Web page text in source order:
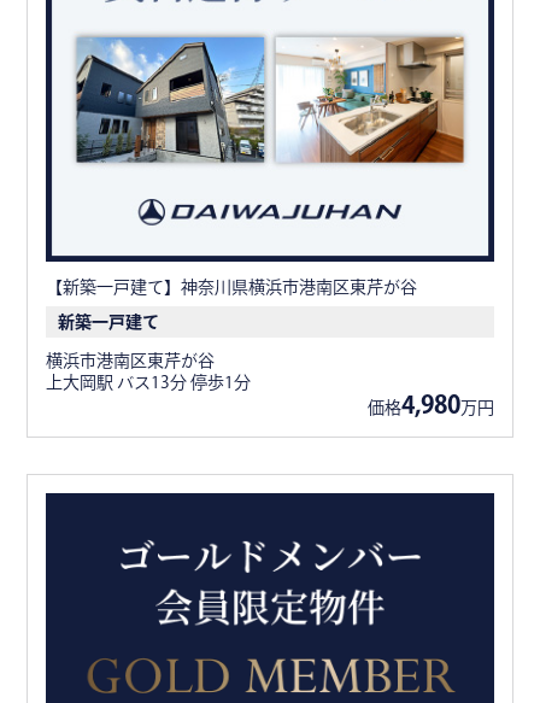
【新築一戸建て】神奈川県横浜市港南区東芹が谷
新築一戸建て
横浜市港南区東芹が谷
上大岡駅 バス13分 停歩1分
価格4,980万円